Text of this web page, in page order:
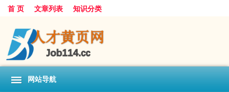
首 页 文章列表 知识分类
网站导航